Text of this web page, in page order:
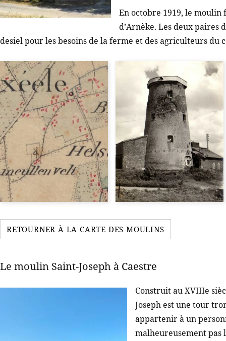
En octobre 1919, le
d’Arnèke. Les deux
desiel pour les besoins de la ferme et des agriculteurs du
RETOURNER À LA CARTE DES MOULINS
Le moulin Saint-Joseph à Caestre
Construit au XVIIIe
Joseph est une tour
appartenir à un
malheureusement pas